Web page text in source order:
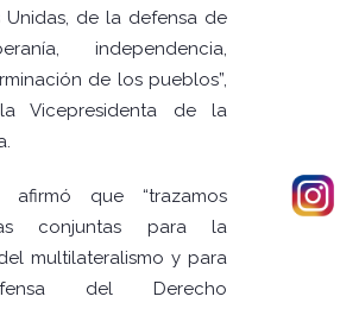
Unidas, de la defensa de
independencia,
de los pueblos”,
Vicepresidenta de la
afirmó que “trazamos
conjuntas para la
multilateralismo y para
del Derecho